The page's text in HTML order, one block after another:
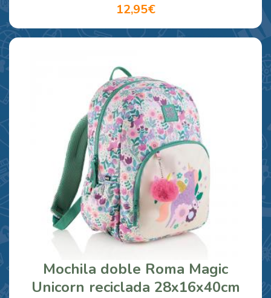
12,95€
Mochila doble Roma Magic
Unicorn reciclada 28x16x40cm